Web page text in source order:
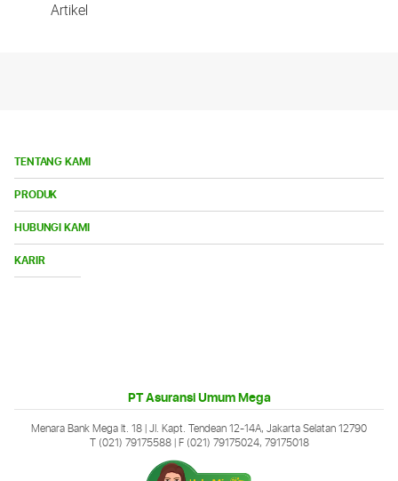
Artikel
TENTANG KAMI
PRODUK
HUBUNGI KAMI
KARIR
PT Asuransi Umum Mega
Menara Bank Mega lt. 18 | Jl. Kapt. Tendean 12-14A, Jakarta Selatan 12790
T (021) 79175588| F (021) 79175024, 79175018